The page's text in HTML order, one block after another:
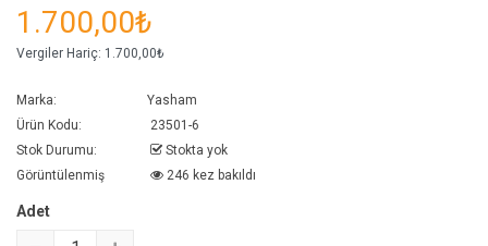
1.700,00₺
Vergiler Hariç: 1.700,00₺
Marka:
Yasham
Ürün Kodu:
23501-6
Stok Durumu:
Stokta yok
Görüntülenmiş
246 kez bakıldı
Adet